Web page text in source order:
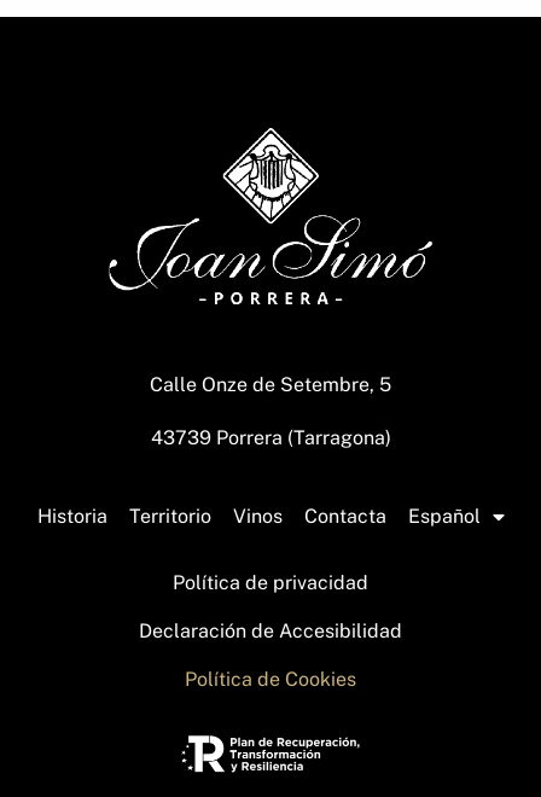
Calle Onze de Setembre, 5
43739 Porrera (Tarragona)
Historia Territorio Vinos Contacta Español
Política de privacidad
Declaración de Accesibilidad
Política de Cookies